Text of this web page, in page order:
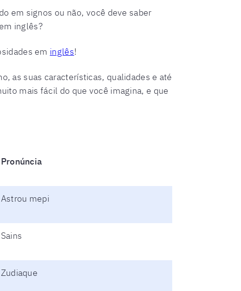
em signos ou não, você deve saber
inglês?
em inglês!
as suas características, qualidades e até
mais fácil do que você imagina, e que
Pronúncia
Astrou mepi
Sains
Zudiaque